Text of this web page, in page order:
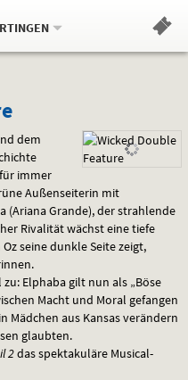
.
dem
immer
Außenseiterin mit
(Ariana Grande), der strahlende
Rivalität wächst eine tiefe
seine dunkle Seite zeigt,
Elphaba gilt nun als „Böse
Macht und Moral gefangen
Mädchen aus Kansas verändern
glaubten.
2das spektakuläre Musical-